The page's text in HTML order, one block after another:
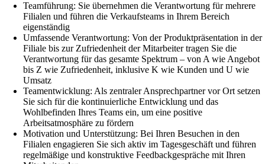
Teamführung: Sie übernehmen die Verantwortung für mehrere
Filialen und führen die Verkaufsteams in Ihrem Bereich
eigenständig
Umfassende Verantwortung: Von der Produktpräsentation in der
Filiale bis zur Zufriedenheit der Mitarbeiter tragen Sie die
Verantwortung für das gesamte Spektrum – von A wie Angebot
bis Z wie Zufriedenheit, inklusive K wie Kunden und U wie
Umsatz
Teamentwicklung: Als zentraler Ansprechpartner vor Ort setzen
Sie sich für die kontinuierliche Entwicklung und das
Wohlbefinden Ihres Teams ein, um eine positive
Arbeitsatmosphäre zu fördern
Motivation und Unterstützung: Bei Ihren Besuchen in den
Filialen engagieren Sie sich aktiv im Tagesgeschäft und führen
regelmäßige und konstruktive Feedbackgespräche mit Ihren